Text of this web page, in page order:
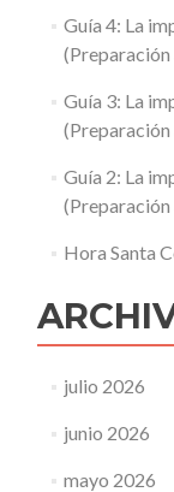
Guía 4: La
Guía 3: La
Guía 2: La
Hora Santa
julio 2026
junio 2026
mayo 2026